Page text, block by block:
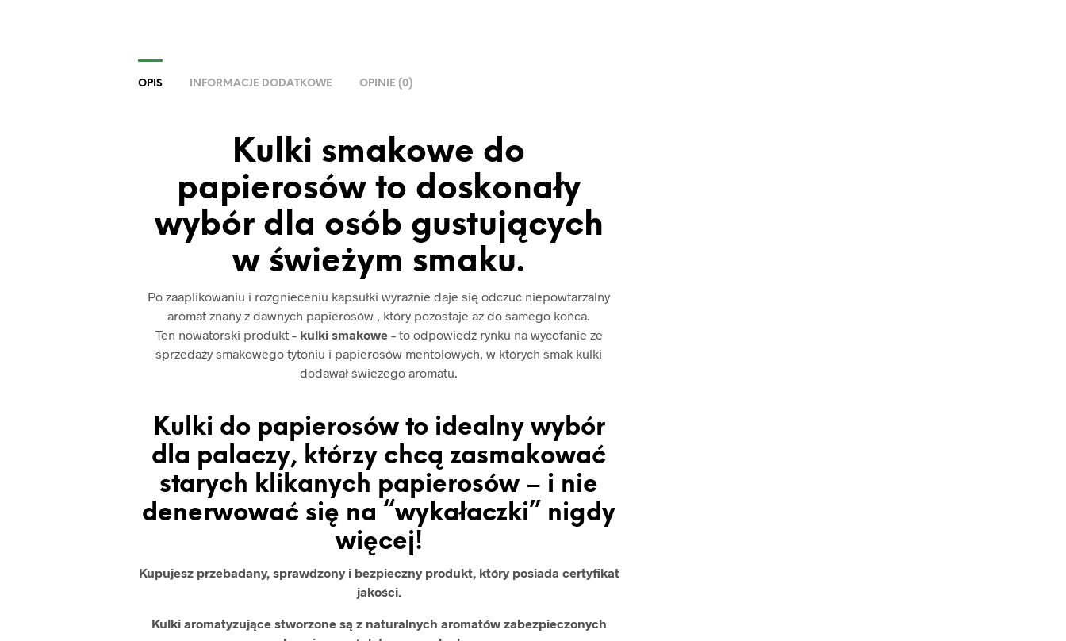
OPIS INFORMACJE DODATKOWE OPINIE (0)
Kulki smakowe do
papierosów to doskonały
wybór dla osób gustujących
w świeżym smaku.
Po zaaplikowaniu i rozgnieceniu kapsułki wyraźnie daje się odczuć niepowtarzalny
aromat znany z dawnych papierosów , który pozostaje aż do samego końca.
Ten nowatorski produkt – kulki smakowe– to odpowiedź rynku na wycofanie ze
sprzedaży smakowego tytoniu i papierosów mentolowych, w których smak kulki
dodawał świeżego aromatu.
Kulki do papierosów to idealny wybór
dla palaczy, którzy chcą zasmakować
starych klikanych papierosów – i nie
denerwować się na “wykałaczki” nigdy
więcej!
Kupujesz przebadany, sprawdzony i bezpieczny produkt, który posiada certyfikat
jakości.
Kulki aromatyzujące stworzone są z naturalnych aromatów zabezpieczonych